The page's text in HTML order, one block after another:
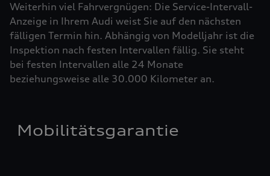
Weiterhin viel Fahrvergnügen: Die Service-Intervall-
Anzeige in Ihrem Audi weist Sie auf den nächsten
fälligen Termin hin. Abhängig von Modelljahr ist die
Inspektion nach festen Intervallen fällig. Sie steht
bei festen Intervallen alle 24 Monate
beziehungsweise alle 30.000 Kilometer an.
Mobilitätsgarantie